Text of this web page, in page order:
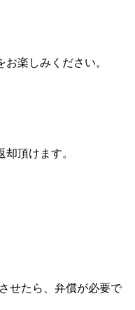
楽しみください。
頂けます。
せたら、弁償が必要で